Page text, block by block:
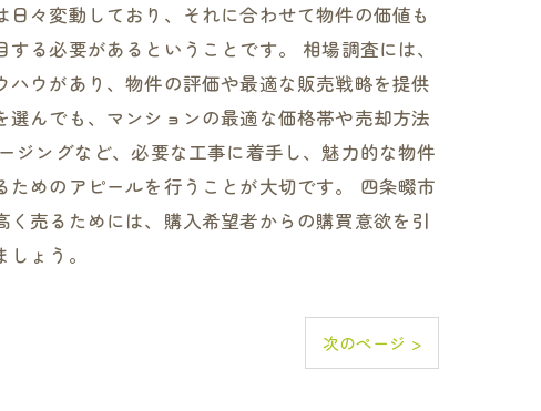
々変動しており、それに合わせて物件の価値も
る必要があるということです。 相場調査には、
ウがあり、物件の評価や最適な販売戦略を提供
んでも、マンションの最適な価格帯や売却方法
ジングなど、必要な工事に着手し、魅力的な物件
めのアピールを行うことが大切です。 四条畷市
売るためには、購入希望者からの購買意欲を引
ょう。
次のページ >